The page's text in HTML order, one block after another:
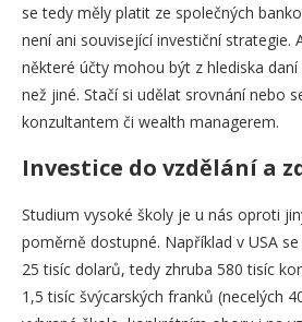
se tedy měly platit ze společných
není ani související investiční strategie.
některé účty mohou být z hlediska
než jiné. Stačí si udělat srovnání nebo
konzultantem či wealth managerem.
Investice do vzdělání a
Studium vysoké školy je u nás oproti
poměrně dostupné. Například v USA
25 tisíc dolarů, tedy zhruba 580 tisíc
1,5 tisíc švýcarských franků (necelých